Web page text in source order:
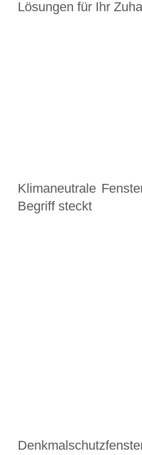
Lösungen für Ihr
Klimaneutrale
Begriff steckt